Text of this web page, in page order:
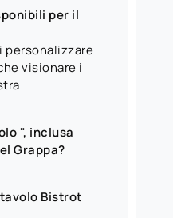
per il
personalizzare
visionare i
", inclusa
Grappa?
Bistrot